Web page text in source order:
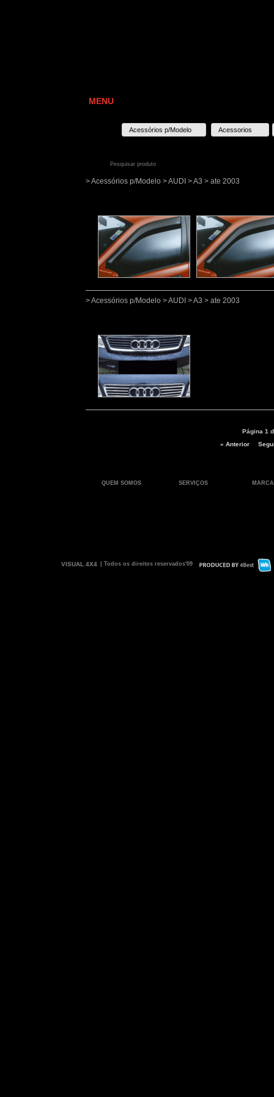
MENU
Acessórios p/Modelo Acessorios
> Acessórios p/Modelo > AUDI > A3 > ate 2003
> Acessórios p/Modelo > AUDI > A3 > ate 2003
Página 1
« Anterior
QUEM SOMOS SERVIÇOS
VISUAL 4X4 | Todos os direitos reservados'09